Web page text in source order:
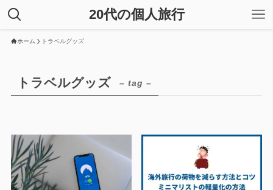
20代の個人旅行
ホーム トラベルグッズ
トラベルグッズ – tag –